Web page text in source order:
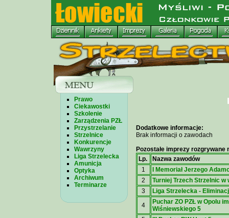
Prawo
Ciekawostki
Szkolenie
Zarządzenia PZŁ
Przystrzelanie
Strzelnice
Konkurencje
Wawrzyny
Liga Strzelecka
Amunicja
Optyka
Archiwum
Terminarze
Dodatkowe informacje:
Brak informacji o zawodach
Pozostałe imprezy rozgrywane
Lp.
Nazwa zawodów
1
I Memoriał Jerzego
2
Turniej Trzech Strzelnic
3
Liga Strzelecka -
4
Puchar ZO PZŁ w Opolu
Wiśniewskiego 5